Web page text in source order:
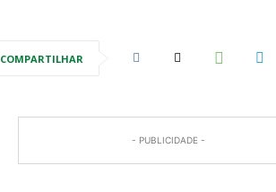
COMPARTILHAR
- PUBLICIDADE -